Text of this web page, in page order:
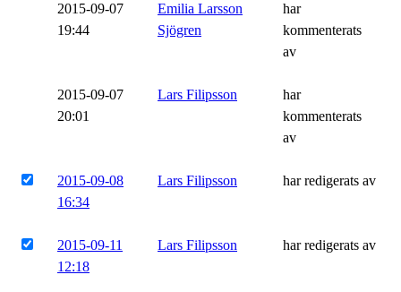
2015-09-07
19:44
Emilia Larsson
Sjögren
har
kommenterats
av
2015-09-07
20:01
Lars Filipsson
har
kommenterats
av
2015-09-08
16:34
Lars Filipsson har redigerats av
2015-09-11
12:18
Lars Filipsson har redigerats av